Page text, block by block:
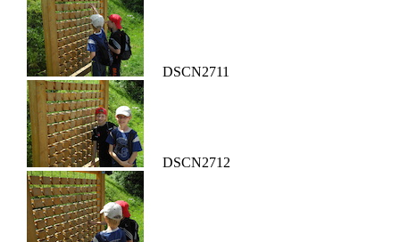
DSCN2711
DSCN2712